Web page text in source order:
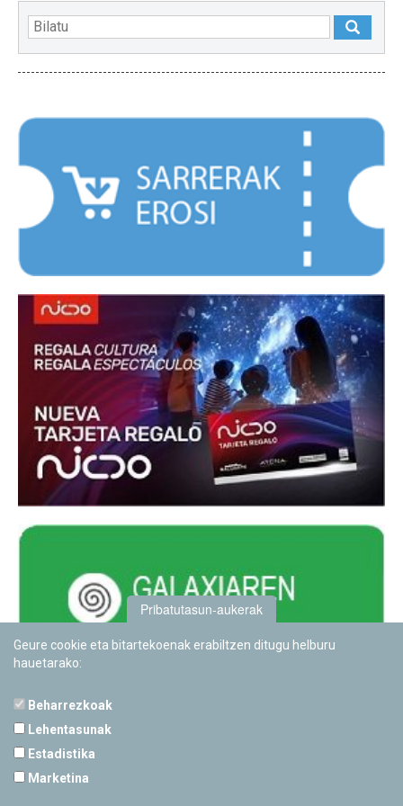
Pribatutasun-aukerak
Geure cookie eta bitartekoenak erabiltzen ditugu helburu
hauetarako:
Beharrezkoak
Lehentasunak
Estadistika
Marketina